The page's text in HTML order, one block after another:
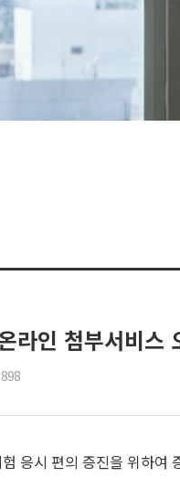
라인 첨부서비스
응시 편의 증진을 위하